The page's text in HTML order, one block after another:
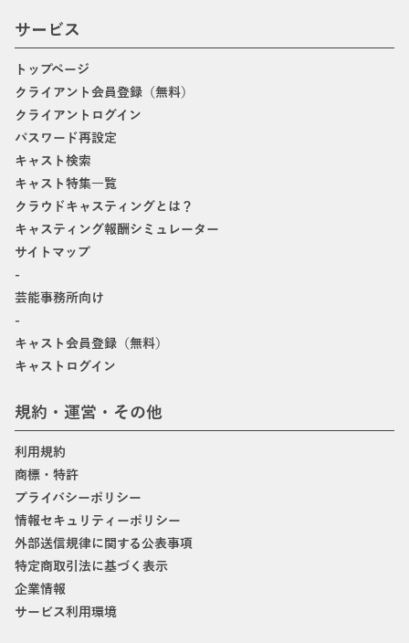
サービス
トップページ
クライアント会員登録（無料）
クライアントログイン
パスワード再設定
キャスト検索
キャスト特集一覧
クラウドキャスティングとは？
キャスティング報酬シミュレーター
サイトマップ
-
芸能事務所向け
-
キャスト会員登録（無料）
キャストログイン
規約・運営・その他
利用規約
商標・特許
プライバシーポリシー
情報セキュリティーポリシー
外部送信規律に関する公表事項
特定商取引法に基づく表示
企業情報
サービス利用環境